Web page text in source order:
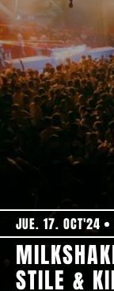
JUE. 17. OCT'24
STILE &